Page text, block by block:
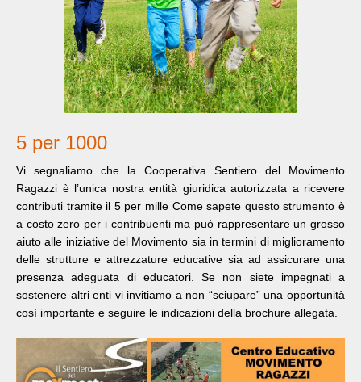
5 per 1000
Vi segnaliamo che la Cooperativa Sentiero del Movimento
Ragazzi è l’unica nostra entità giuridica autorizzata a ricevere
contributi tramite il 5 per mille Come sapete questo strumento è
a costo zero per i contribuenti ma può rappresentare un grosso
aiuto alle iniziative del Movimento sia in termini di miglioramento
delle strutture e attrezzature educative sia ad assicurare una
presenza adeguata di educatori. Se non siete impegnati a
sostenere altri enti vi invitiamo a non “sciupare” una opportunità
così importante e seguire le indicazioni della brochure allegata.